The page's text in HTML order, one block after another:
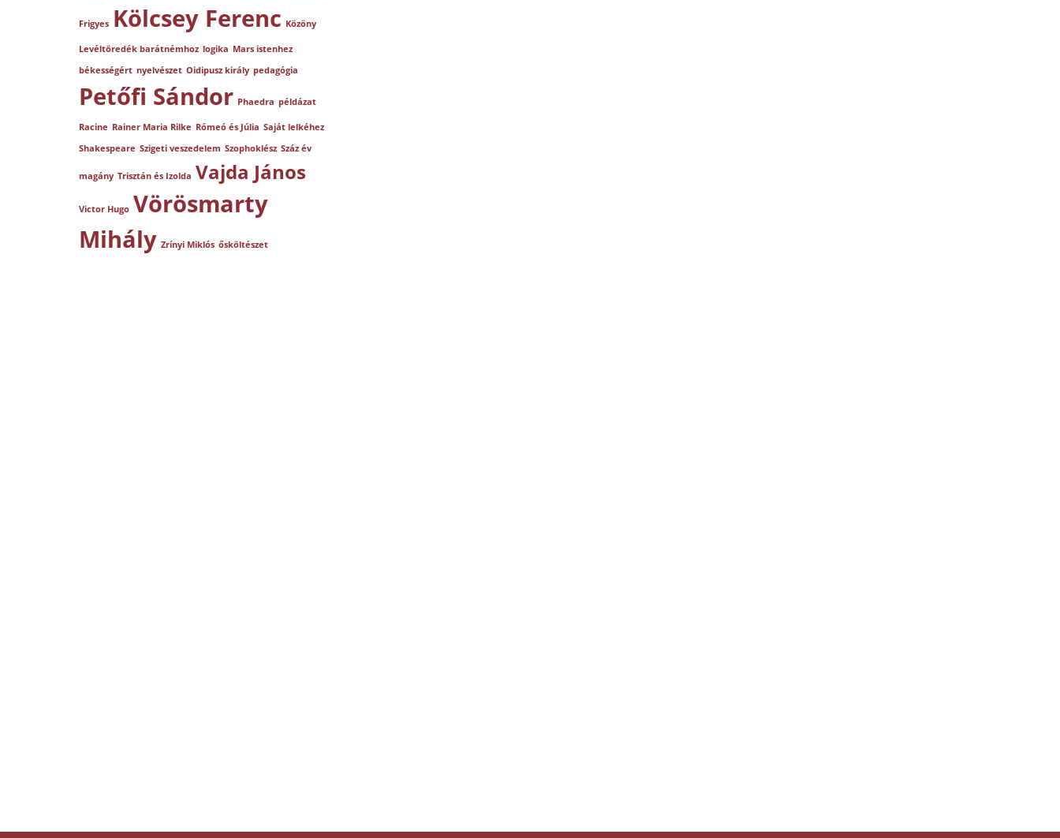
Frigyes Kölcsey Ferenc Közöny
Levéltöredék barátnémhoz logika Mars istenhez
békességért nyelvészet Oidipusz király pedagógia
Petőfi Sándor Phaedra példázat
Racine Rainer Maria Rilke Rómeó és Júlia Saját lelkéhez
Shakespeare Szigeti veszedelem Szophoklész Száz év
magány Trisztán és Izolda Vajda János
Victor Hugo Vörösmarty
Mihály Zrínyi Miklós ősköltészet